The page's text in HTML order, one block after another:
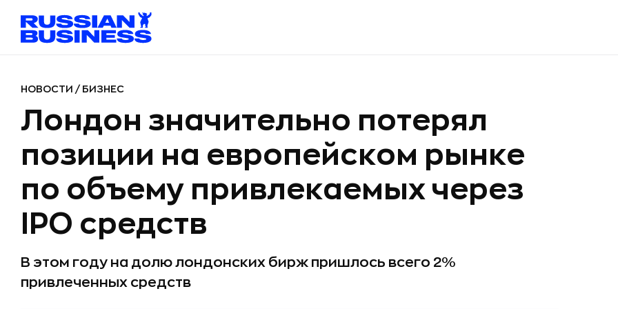
НОВОСТИ / БИЗНЕС
Лондон значительно потерял
позиции на европейском рынке
по объему привлекаемых через
IPO средств
В этом году на долю лондонских бирж пришлось всего 2%
привлеченных средств